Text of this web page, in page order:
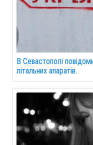
В Севастополі
літальних апаратів.